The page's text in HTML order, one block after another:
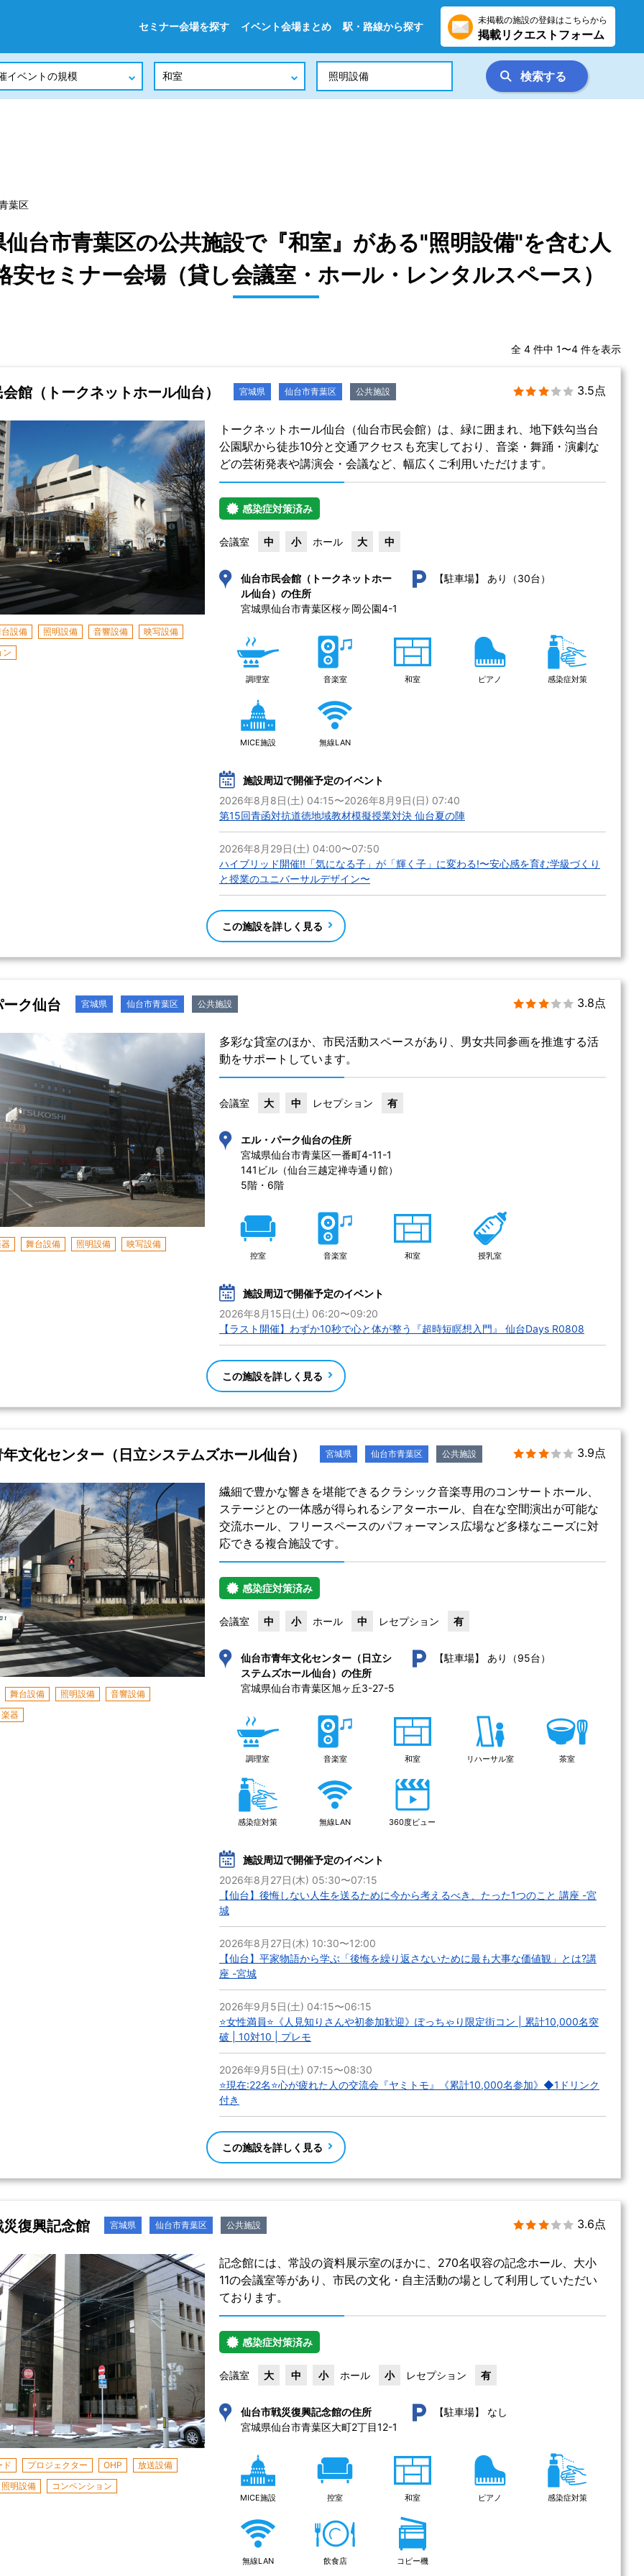
セミナー会場を探す イベント会場まとめ 駅・路線から探す
未掲載の施設の登録はこちらから
掲載リクエストフォーム
検索する
葉区
仙台市青葉区の公共施設で『和室』がある"照明設備"を含む人
安セミナー会場（貸し会議室・ホール・レンタルスペース）
全 4 件中 1〜4 件を表示
館（トークネットホール仙台） 宮城県 仙台市青葉区 公共施設 3.5点
設備 照明設備 音響設備
映写設備
ン
トークネットホール仙台（仙台市民会館）は、緑に囲まれ、地下鉄勾当台
公園駅から徒歩10分と交通アクセスも充実しており、音楽・舞踊・演劇な
どの芸術発表や講演会・会議など、幅広くご利用いただけます。
感染症対策済み
会議室 中 小 ホール 大 中
仙台市民会館（トークネットホー
ル仙台）の住所
【駐車場】 あり（30台）
調理室 音楽室 和室 ピアノ 感染症対策
MICE施設 無線LAN
施設周辺で開催予定のイベント
2026年8月8日(土) 04:15〜2026年8月9日(日) 07:40
第15回青函対抗道徳地域教材模擬授業対決 仙台夏の陣
2026年8月29日(土) 04:00〜07:50
ハイブリッド開催!!「気になる子」が「輝く子」に変わる!〜安心感を育む学級づくり
と授業のユニバーサルデザイン〜
この施設を詳しく見る
ク仙台 宮城県 仙台市青葉区 公共施設 3.8点
舞台設備 照明設備 映写設備
多彩な貸室のほか、市民活動スペースがあり、男女共同参画を推進する活
動をサポートしています。
会議室 大 中 レセプション 有
エル・パーク仙台の住所
宮城県仙台市青葉区一番町4-11-1
141ビル（仙台三越定禅寺通り館）
5階・6階
控室 音楽室 和室 授乳室
施設周辺で開催予定のイベント
2026年8月15日(土) 06:20〜09:20
【ラスト開催】わずか10秒で心と体が整う『超時短瞑想入門』 仙台Days R0808
この施設を詳しく見る
文化センター（日立システムズホール仙台） 宮城県 仙台市青葉区 公共施設 3.9点
舞台設備 照明設備
音響設備
楽器
繊細で豊かな響きを堪能できるクラシック音楽専用のコンサートホール、
ステージとの一体感が得られるシアターホール、自在な空間演出が可能な
交流ホール、フリースペースのパフォーマンス広場など多様なニーズに対
応できる複合施設です。
感染症対策済み
会議室 中 小 ホール 中 レセプション 有
仙台市青年文化センター（日立シ
ステムズホール仙台）の住所
宮城県仙台市青葉区旭ヶ丘3-27-5
【駐車場】 あり（95台）
調理室 音楽室 和室 リハーサル室 茶室
感染症対策 無線LAN 360度ビュー
施設周辺で開催予定のイベント
2026年8月27日(木) 05:30〜07:15
【仙台】後悔しない人生を送るために今から考えるべき、たった1つのこと 講座 -宮
城
2026年8月27日(木) 10:30〜12:00
【仙台】平家物語から学ぶ「後悔を繰り返さないために最も大事な価値観」とは?講
座 -宮城
2026年9月5日(土) 04:15〜06:15
⭐女性満員⭐《人見知りさんや初参加歓迎》ぽっちゃり限定街コン | 累計10,000名突
破 | 10対10 | プレモ
2026年9月5日(土) 07:15〜08:30
⭐現在:22名⭐心が疲れた人の交流会『ヤミトモ』《累計10,000名参加》◆1ドリンク
付き
この施設を詳しく見る
復興記念館 宮城県 仙台市青葉区 公共施設 3.6点
ド プロジェクター OHP
放送設備
照明設備
コンベンション
記念館には、常設の資料展示室のほかに、270名収容の記念ホール、大小
11の会議室等があり、市民の文化・自主活動の場として利用していただい
ております。
感染症対策済み
会議室 大 中 小 ホール 小 レセプション 有
仙台市戦災復興記念館の住所 【駐車場】 なし
MICE施設 控室 和室 ピアノ 感染症対策
無線LAN 飲食店 コピー機